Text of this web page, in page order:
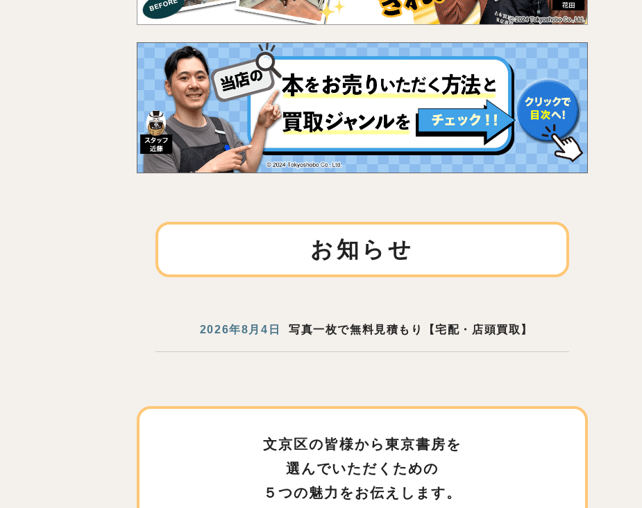
お知らせ
2026年8月4日 写真一枚で無料見積もり【宅配・店頭買取】
文京区の皆様から東京書房を
選んでいただくための
５つの魅力をお伝えします。